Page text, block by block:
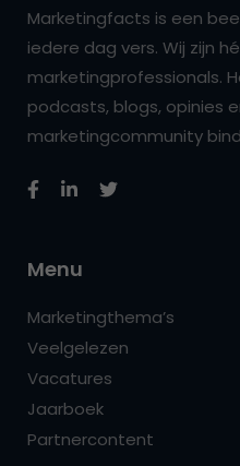
Marketingfacts is een
iedere dag vers. Wij zijn
marketingprofessionals.
podcasts, blogs, opinies
marketingcommunity
Menu
Marketingthema’s
Veelgelezen
Vacatures
Jaarboek
Partnercontent